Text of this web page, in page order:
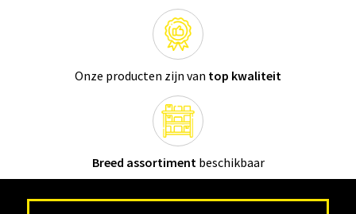
Onze producten zijn van top kwaliteit
Breed assortiment beschikbaar